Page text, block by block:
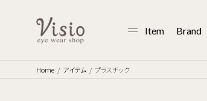
Item Brand
Home アイテム プラスチック